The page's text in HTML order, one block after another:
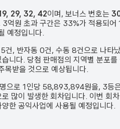
29, 32, 42이며, 보너스 번호는
원 초과 구간은 33%가 적용되어
예정입니다.
5건, 반자동 0건, 수동 8건 으로 나타
니다. 당첨 판매점의 지역별 분포를
목받을 것으로 예상됩니다.
명으로 1인당 58,893,894원을, 3등
많이 발생한 회차입니다. 이번 회
한 공익사업에 사용될 예정입니다.